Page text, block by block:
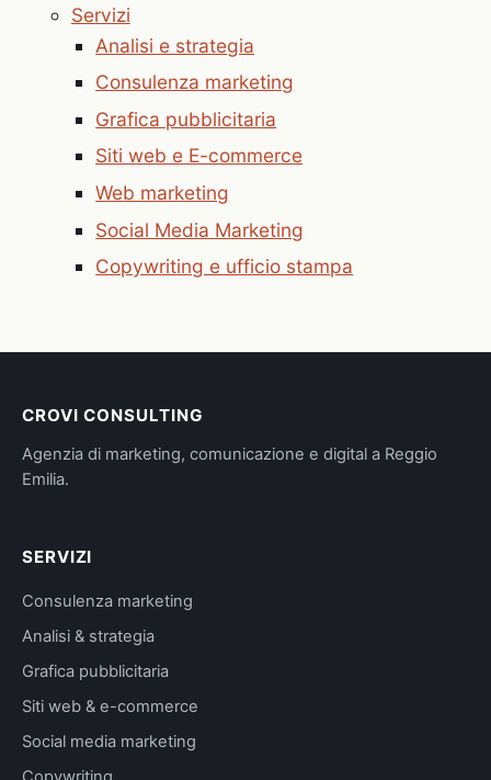
Servizi
Analisi e strategia
Consulenza marketing
Grafica pubblicitaria
Siti web e E-commerce
Web marketing
Social Media Marketing
Copywriting e ufficio stampa
CROVI CONSULTING
Agenzia di marketing, comunicazione e digital a Reggio
Emilia.
SERVIZI
Consulenza marketing
Analisi & strategia
Grafica pubblicitaria
Siti web & e-commerce
Social media marketing